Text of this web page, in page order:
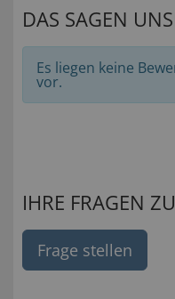
DAS SAGEN
Es liegen keine
vor.
IHRE FRAGEN
Frage stellen